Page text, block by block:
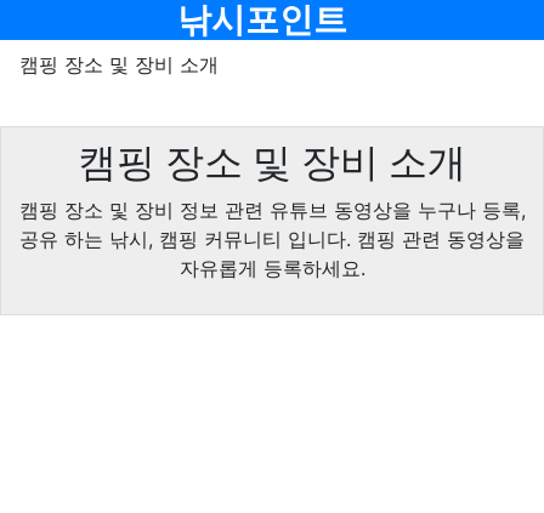
낚시포인트
캠핑 장소 및 장비 소개
캠핑 장소 및 장비 소개
캠핑 장소 및 장비 정보 관련 유튜브 동영상을 누구나 등록,
공유 하는 낚시, 캠핑 커뮤니티 입니다. 캠핑 관련 동영상을
자유롭게 등록하세요.